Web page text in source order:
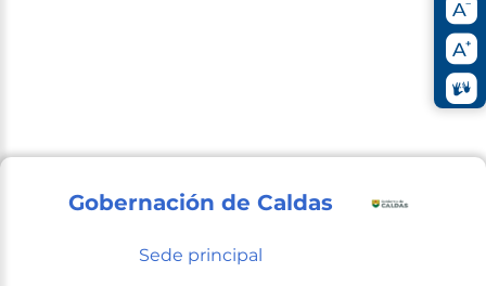
Gobernación de Caldas
Sede principal